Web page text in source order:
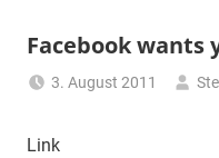
Facebook wants
3. August 2011
Link